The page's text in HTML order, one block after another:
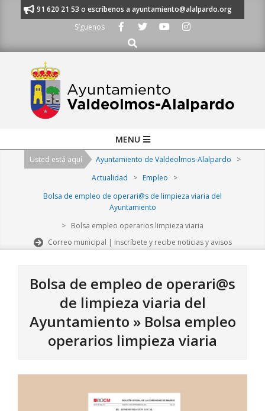
al 91 620 21 53 o escríbenos a ayuntamiento@alalpardo.org
Síguenos
Buscar
Navigation
MENU
Usted está aquí Ayuntamiento de Valdeolmos-Alalpardo
>
Actualidad
> Empleo
>
Bolsa de empleo de operari@s de limpieza viaria del
Ayuntamiento
> Bolsa empleo operarios limpieza viaria
Correo municipal | Inscríbete y recibe noticias y avisos
Bolsa de empleo de operari@s
de limpieza viaria del
Ayuntamiento » Bolsa empleo
operarios limpieza viaria